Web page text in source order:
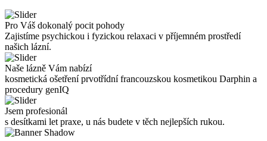
Pro Váš dokonalý pocit pohody
Zajistíme psychickou i fyzickou relaxaci v příjemném prostředí
našich lázní.
Naše lázně Vám nabízí
kosmetická ošetření prvotřídní francouzskou kosmetikou Darphin a
procedury genIQ
Jsem profesionál
s desítkami let praxe, u nás budete v těch nejlepších rukou.